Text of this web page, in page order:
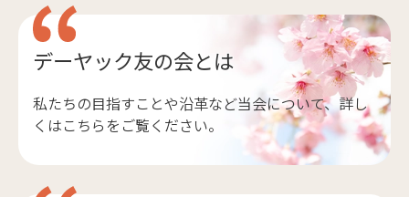
デーヤック友の会とは
私たちの目指すことや沿革など当会について、詳し
くはこちらをご覧ください。